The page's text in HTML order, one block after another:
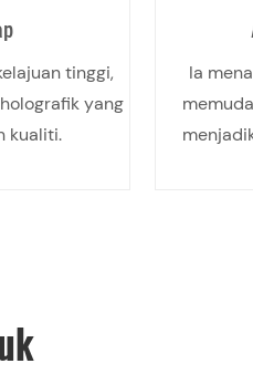
tinggi,
yang
kualiti.
Ia